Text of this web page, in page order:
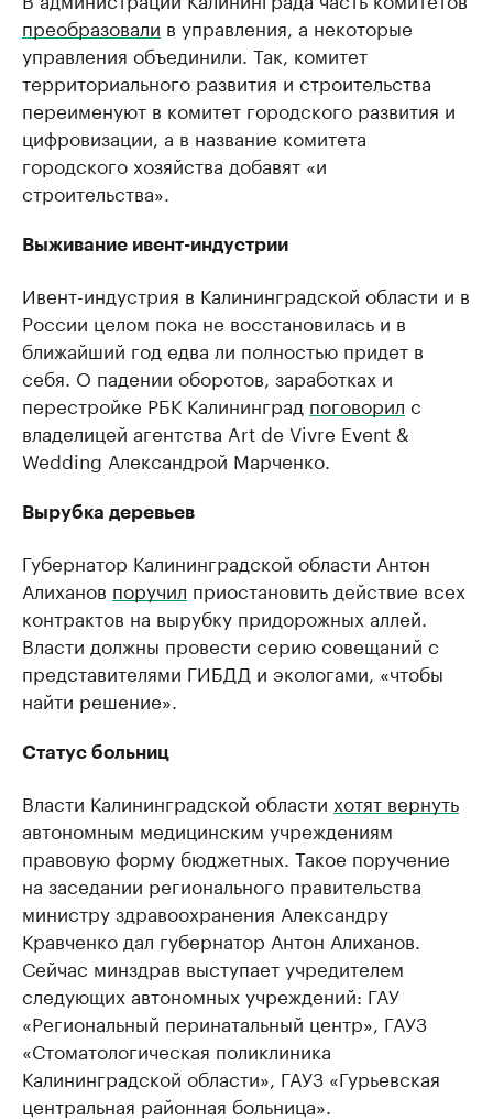
преобразовали в управления, а некоторые
управления объединили. Так, комитет
территориального развития и строительства
переименуют в комитет городского развития и
цифровизации, а в название комитета
городского хозяйства добавят «и
строительства».
Выживание ивент-индустрии
Ивент-индустрия в Калининградской области и в
России целом пока не восстановилась и в
ближайший год едва ли полностью придет в
себя. О падении оборотов, заработках и
перестройке РБК Калининград поговорил с
владелицей агентства Art de Vivre Event &
Wedding Александрой Марченко.
Вырубка деревьев
Губернатор Калининградской области Антон
Алиханов поручил приостановить действие всех
контрактов на вырубку придорожных аллей.
Власти должны провести серию совещаний с
представителями ГИБДД и экологами, «чтобы
найти решение».
Статус больниц
Власти Калининградской области хотят вернуть
автономным медицинским учреждениям
правовую форму бюджетных. Такое поручение
на заседании регионального правительства
министру здравоохранения Александру
Кравченко дал губернатор Антон Алиханов.
Сейчас минздрав выступает учредителем
следующих автономных учреждений: ГАУ
«Региональный перинатальный центр», ГАУЗ
«Стоматологическая поликлиника
Калининградской области», ГАУЗ «Гурьевская
центральная районная больница».